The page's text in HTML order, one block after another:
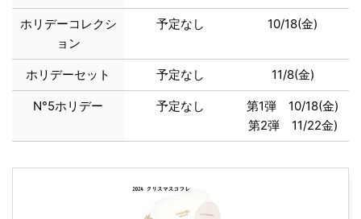
ホリデーコレクシ
ョン
予定なし 10/18(金)
ホリデーセット 予定なし 11/8(金)
N°5ホリデー 予定なし
第1弾 10/18(金)
第2弾 11/22金)